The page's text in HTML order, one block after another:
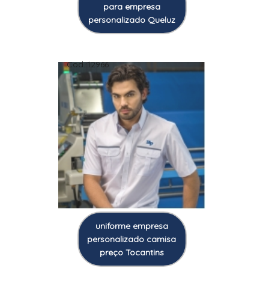
para empresa
personalizado Queluz
Cod.:12966
uniforme empresa
personalizado camisa
preço Tocantins